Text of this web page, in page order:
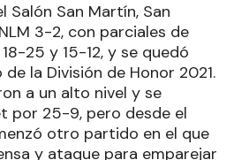
Salón San Martín, San
3-2, con parciales de
25 y 15-12, y se quedó
la División de Honor 2021.
a un alto nivel y se
por 25-9, pero desde el
otro partido en el que
y ataque para emparejar